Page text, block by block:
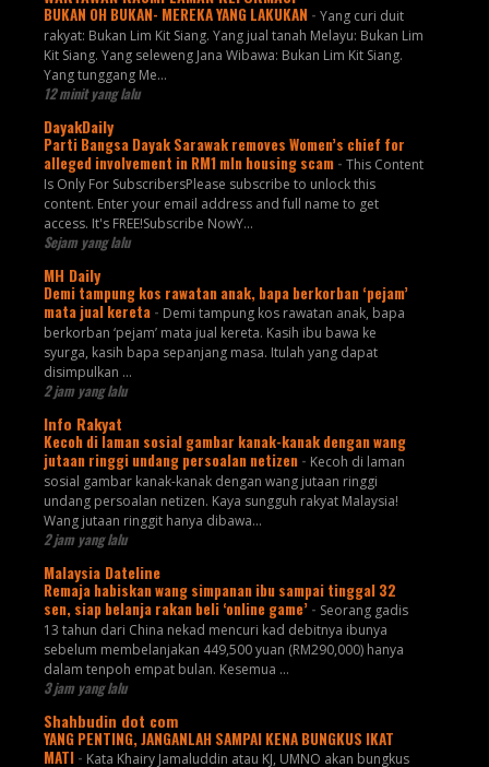
BUKAN OH BUKAN- MEREKA YANG LAKUKAN - Yang curi duit
rakyat: Bukan Lim Kit Siang. Yang jual tanah Melayu: Bukan Lim
Kit Siang. Yang seleweng Jana Wibawa: Bukan Lim Kit Siang.
Yang tunggang Me...
12 minit yang lalu
DayakDaily
Parti Bangsa Dayak Sarawak removes Women’s chief for
alleged involvement in RM1 mln housing scam - This Content
Is Only For SubscribersPlease subscribe to unlock this
content. Enter your email address and full name to get
access. It's FREE!Subscribe NowY...
Sejam yang lalu
MH Daily
Demi tampung kos rawatan anak, bapa berkorban ‘pejam’
mata jual kereta - Demi tampung kos rawatan anak, bapa
berkorban ‘pejam’ mata jual kereta. Kasih ibu bawa ke
syurga, kasih bapa sepanjang masa. Itulah yang dapat
disimpulkan ...
2 jam yang lalu
Info Rakyat
Kecoh di laman sosial gambar kanak-kanak dengan wang
jutaan ringgi undang persoalan netizen - Kecoh di laman
sosial gambar kanak-kanak dengan wang jutaan ringgi
undang persoalan netizen. Kaya sungguh rakyat Malaysia!
Wang jutaan ringgit hanya dibawa...
2 jam yang lalu
Malaysia Dateline
Remaja habiskan wang simpanan ibu sampai tinggal 32
sen, siap belanja rakan beli ‘online game’ - Seorang gadis
13 tahun dari China nekad mencuri kad debitnya ibunya
sebelum membelanjakan 449,500 yuan (RM290,000) hanya
dalam tenpoh empat bulan. Kesemua ...
3 jam yang lalu
Shahbudin dot com
YANG PENTING, JANGANLAH SAMPAI KENA BUNGKUS IKAT
MATI - Kata Khairy Jamaluddin atau KJ, UMNO akan bungkus